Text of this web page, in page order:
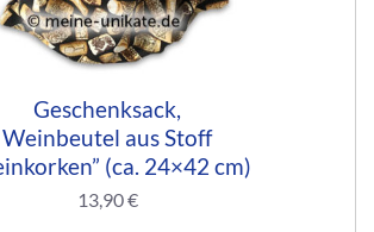
Geschenksack,
Weinbeutel aus Stoff
(ca. 24×42 cm)
13,90€